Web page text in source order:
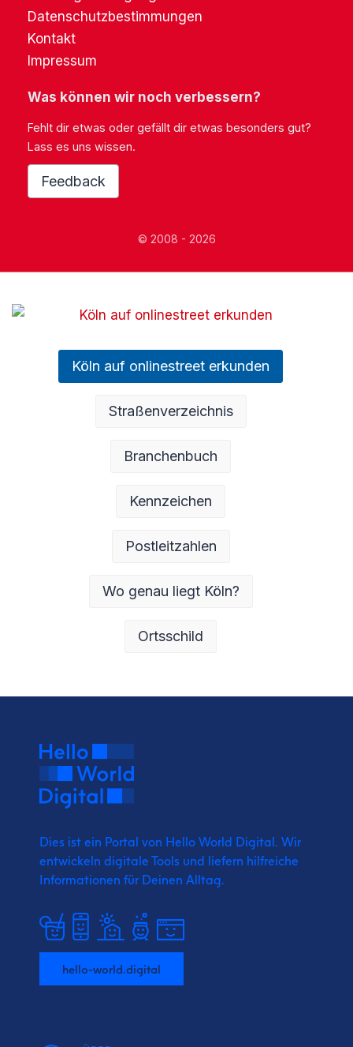
Datenschutzbestimmungen
Kontakt
Impressum
Was können wir noch verbessern?
Fehlt dir etwas oder gefällt dir etwas besonders gut?
Lass es uns wissen.
Feedback
© 2008 - 2026
Köln auf onlinestreet erkunden
Straßenverzeichnis
Branchenbuch
Kennzeichen
Postleitzahlen
Wo genau liegt Köln?
Ortsschild
Dies ist ein Portal von Hello World Digital. Wir
entwickeln digitale Tools und liefern hilfreiche
Informationen für Deinen Alltag.
hello-world.digital